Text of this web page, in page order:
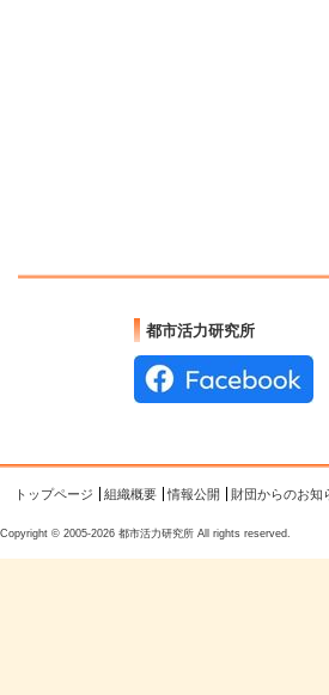
都市活力研究所
トップページ 組織概要 情報公開 財団からのお知
Copyright © 2005-2026 都市活力研究所 All rights reserved.